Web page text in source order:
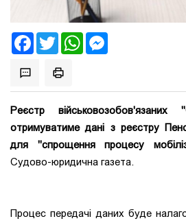
FacebookTwitter WhatsApp
Реєстр військовозобов'язаних
отримуватиме дані з реєстру
для "спрощення процесу
Судово-юридична газета.
Процес передачі даних буде